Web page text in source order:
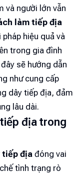
và người lớn vẫn
làm tiếp địa
hiệu quả và
trong gia đình
sẽ hướng dẫn
như cung cấp
dây tiếp địa, đảm
lâu dài.
địa trong
tiếp địa đóng vai
tình trạng rò